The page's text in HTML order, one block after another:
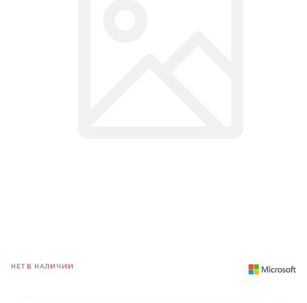
НЕТ В НАЛИЧИИ